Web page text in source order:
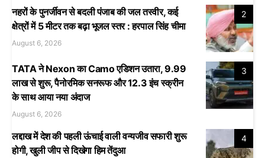
2
नहरों के पुनर्जीवन से बदली पंजाब की जल तस्वीर, कई
क्षेत्रों में 5 मीटर तक बढ़ा भूजल स्तर : हरपाल सिंह चीमा
August 6, 2026
3
TATA ने Nexon का Camo एडिशन उतारा, 9.99
लाख से शुरू, पैनोरमिक सनरूफ और 12.3 इंच स्क्रीन
के साथ आया नया अंदाज
August 6, 2026
4
लद्दाख में देश की पहली ऊंचाई वाली वन्यजीव सफारी शुरू
होगी, खुली जीप से दिखेगा हिम तेंदुआ